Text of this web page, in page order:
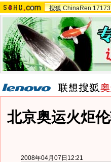
搜狐 ChinaRen 17173
北京奥运火炬
2008年04月07日12:21